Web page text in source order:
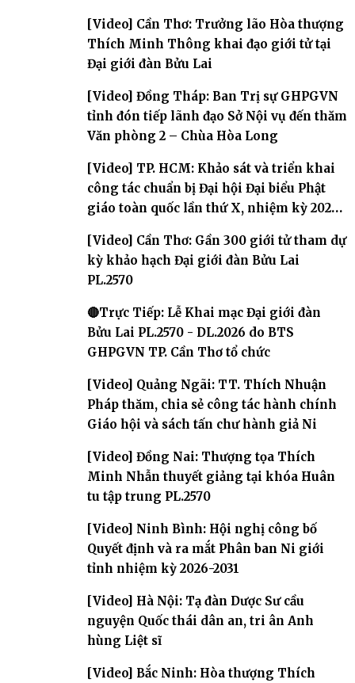
[Video] Cần Thơ: Trưởng lão Hòa thượng
Thích Minh Thông khai đạo giới tử tại
Đại giới đàn Bửu Lai
[Video] Đồng Tháp: Ban Trị sự GHPGVN
tỉnh đón tiếp lãnh đạo Sở Nội vụ đến thăm
Văn phòng 2 – Chùa Hòa Long
[Video] TP. HCM: Khảo sát và triển khai
công tác chuẩn bị Đại hội Đại biểu Phật
giáo toàn quốc lần thứ X, nhiệm kỳ 2026-
[Video] Cần Thơ: Gần 300 giới tử tham dự
kỳ khảo hạch Đại giới đàn Bửu Lai
PL.2570
🔴Trực Tiếp: Lễ Khai mạc Đại giới đàn
Bửu Lai PL.2570 - DL.2026 do BTS
GHPGVN TP. Cần Thơ tổ chức
[Video] Quảng Ngãi: TT. Thích Nhuận
Pháp thăm, chia sẻ công tác hành chính
Giáo hội và sách tấn chư hành giả Ni
[Video] Đồng Nai: Thượng tọa Thích
Minh Nhẫn thuyết giảng tại khóa Huân
tu tập trung PL.2570
[Video] Ninh Bình: Hội nghị công bố
Quyết định và ra mắt Phân ban Ni giới
tỉnh nhiệm kỳ 2026-2031
[Video] Hà Nội: Tạ đàn Dược Sư cầu
nguyện Quốc thái dân an, tri ân Anh
hùng Liệt sĩ
[Video] Bắc Ninh: Hòa thượng Thích